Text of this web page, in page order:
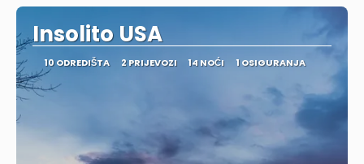
Insolito USA
10 ODREDIŠTA 2 PRIJEVOZI 14 NOĆI 1 OSIGURANJA